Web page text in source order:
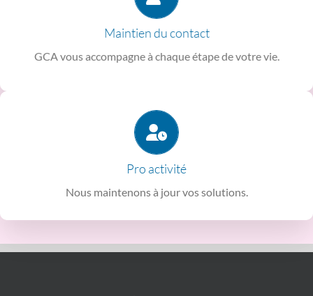
Maintien du contact
GCA vous accompagne à chaque étape de votre vie.
au moins 1 fois par an
Vous disposez d’un interlocuteur dédié qui vous connait et
prend de vos nouvelles afin de savoir si vos besoins
Pro activité
Nous maintenons à jour vos solutions.
Nous adaptons vos contrats si besoin selon l’évolution de
votre carrière et de votre vie personnelle.